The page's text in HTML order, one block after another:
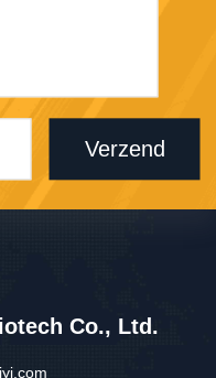
Verzend
Co., Ltd.